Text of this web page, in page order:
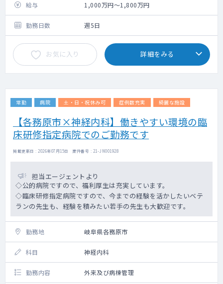
給与 1,000万円～1,800万円
勤務日数 週5日
お気に入り 詳細をみる
常勤 病院 土・日・祝休み可 症例数充実 綺麗な施設
【各務原市×神経内科】働きやすい環境の臨
床研修指定病院でのご勤務です
掲載更新日 : 2026年07月15日 案件番号 : 21-JN001928
担当エージェントより
◇公的病院ですので、福利厚生は充実しています。
◇臨床研修指定病院ですので、今までの経験を活かしたいベテ
ランの先生も、経験を積みたい若手の先生も大歓迎です。
勤務地 岐阜県各務原市
科目 神経内科
勤務内容 外来及び病棟管理